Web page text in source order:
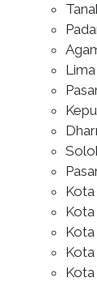
Kota
Kota
Kota
Kota
Kota